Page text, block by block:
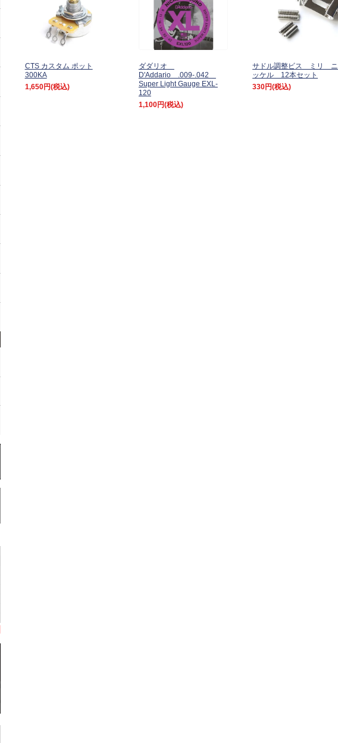
CTS カスタム ポット
300KA
1,650円(税込)
ダダリオ
D'Addario .009-.042
Super Light Gauge EXL-
120
1,100円(税込)
サドル調整ビス ミリ ニ
ッケル 12本セット
330円(税込)